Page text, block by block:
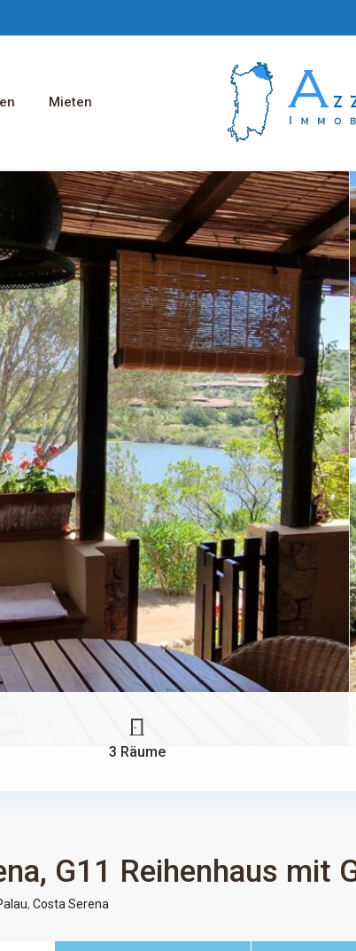
Mieten
3 Räume
G11 Reihenhaus mit
, Costa Serena